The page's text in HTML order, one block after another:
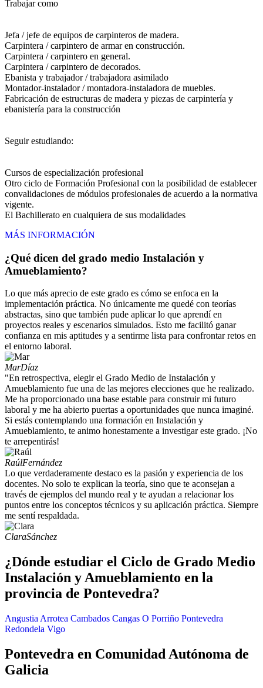
Trabajar como
Jefa / jefe de equipos de carpinteros de madera.
Carpintera / carpintero de armar en construcción.
Carpintera / carpintero en general.
Carpintera / carpintero de decorados.
Ebanista y trabajador / trabajadora asimilado
Montador-instalador / montadora-instaladora de muebles.
Fabricación de estructuras de madera y piezas de carpintería y
ebanistería para la construcción
Seguir estudiando:
Cursos de especialización profesional
Otro ciclo de Formación Profesional con la posibilidad de establecer
convalidaciones de módulos profesionales de acuerdo a la normativa
vigente.
El Bachillerato en cualquiera de sus modalidades
MÁS INFORMACIÓN
¿Qué dicen del grado medio Instalación y
Amueblamiento?
Lo que más aprecio de este grado es cómo se enfoca en la
implementación práctica. No únicamente me quedé con teorías
abstractas, sino que también pude aplicar lo que aprendí en
proyectos reales y escenarios simulados. Esto me facilitó ganar
confianza en mis aptitudes y a sentirme lista para confrontar retos en
el entorno laboral.
MarDíaz
"En retrospectiva, elegir el Grado Medio de Instalación y
Amueblamiento fue una de las mejores elecciones que he realizado.
Me ha proporcionado una base estable para construir mi futuro
laboral y me ha abierto puertas a oportunidades que nunca imaginé.
Si estás contemplando una formación en Instalación y
Amueblamiento, te animo honestamente a investigar este grado. ¡No
te arrepentirás!
RaúlFernández
Lo que verdaderamente destaco es la pasión y experiencia de los
docentes. No solo te explican la teoría, sino que te aconsejan a
través de ejemplos del mundo real y te ayudan a relacionar los
puntos entre los conceptos técnicos y su aplicación práctica. Siempre
me sentí respaldada.
ClaraSánchez
¿Dónde estudiar el Ciclo de Grado Medio
Instalación y Amueblamiento en la
provincia de Pontevedra?
Angustia Arrotea Cambados Cangas O Porriño Pontevedra
Redondela Vigo
Pontevedra en Comunidad Autónoma de
Galicia